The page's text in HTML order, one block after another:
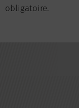
obligatoire.